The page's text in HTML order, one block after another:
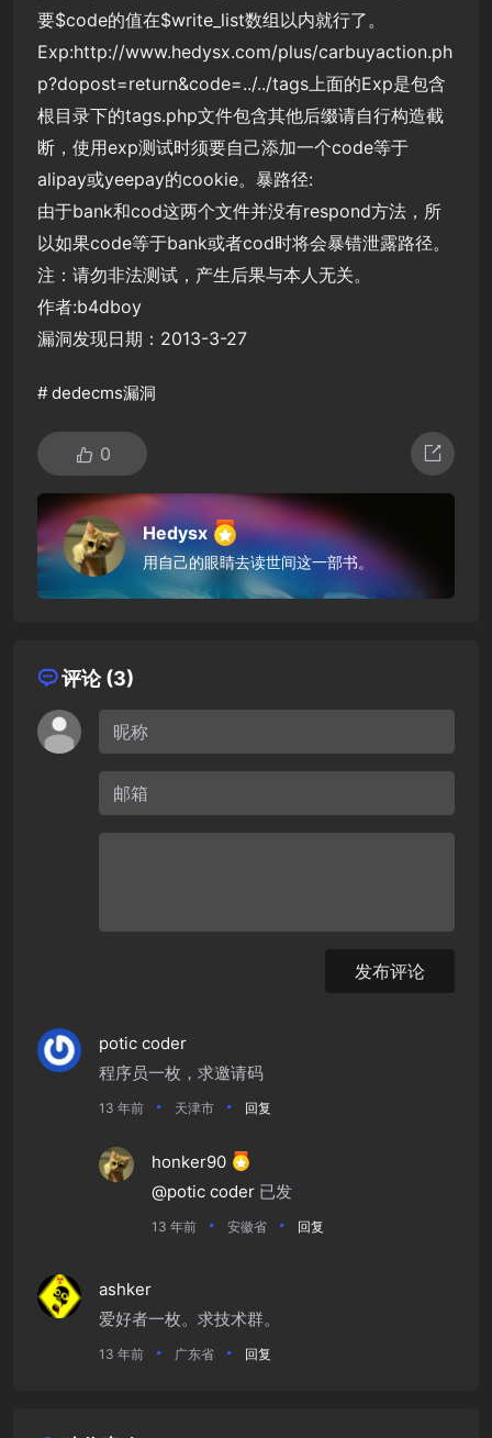
要$code的值在$write_list数组以内就行了。
Exp:http://www.hedysx.com/plus/carbuyaction.ph
p?dopost=return&code=../../tags上面的Exp是包含
根目录下的tags.php文件包含其他后缀请自行构造截
断，使用exp测试时须要自己添加一个code等于
alipay或yeepay的cookie。暴路径:
由于bank和cod这两个文件并没有respond方法，所
以如果code等于bank或者cod时将会暴错泄露路径。
注：请勿非法测试，产生后果与本人无关。
作者:b4dboy
漏洞发现日期：2013-3-27
# dedecms漏洞
0
Hedysx
用自己的眼睛去读世间这一部书。
评论 (3)
发布评论
potic coder
程序员一枚，求邀请码
13 年前 天津市 回复
honker90
@potic coder 已发
13 年前 安徽省 回复
ashker
爱好者一枚。求技术群。
13 年前 广东省 回复